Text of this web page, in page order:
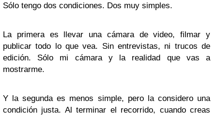
Sólo tengo dos condiciones. Dos muy simples.
La primera es llevar una cámara de video, filmar y
publicar todo lo que vea. Sin entrevistas, ni trucos de
edición. Sólo mi cámara y la realidad que vas a
mostrarme.
Y la segunda es menos simple, pero la considero una
condición justa. Al terminar el recorrido, cuando creas